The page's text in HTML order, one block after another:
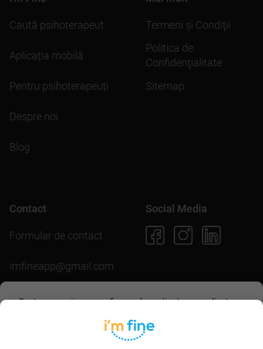
Pentru scopuri precum afișarea de conținut personalizat,
navigării pe acest site înseamnă că ești de acord să
permiți colectarea de informații prin cookie-uri.
Caută psihoterapeut
Aplicația mobilă
Pentru psihoterapeuți
Despre noi
Blog
Termeni şi Condiţii
Politica de
Confidenţialitate
Sitemap
Contact
Formular de contact
imfineapp@gmail.com
Social Media